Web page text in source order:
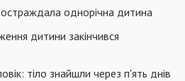
однорічна дитина
дитини закінчився
тіло знайшли через п'ять днів